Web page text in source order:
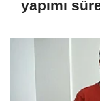
yapımı